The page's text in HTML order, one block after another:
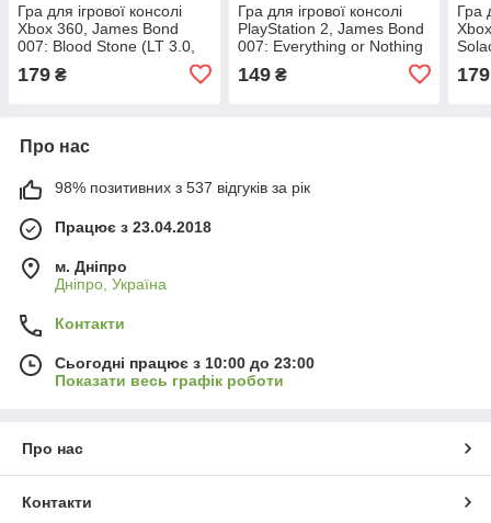
Гра для ігрової консолі
Xbox 360, James Bond
007: Blood Stone (LT 3.0,
179 ₴
Гра для ігрової консолі
PlayStation 2, James Bond
007: Everything or Nothing
149₴
Гра
3.0,
179
Про нас
98% позитивних з 537 відгуків за рік
Працює з 23.04.2018
м. Дніпро
Дніпро, Україна
Контакти
Сьогодні працює з 10:00 до 23:00
Показати весь графік роботи
Про нас
Контакти